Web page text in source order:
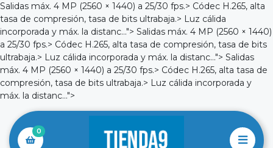
Salidas máx. 4 MP (2560 × 1440) a 25/30 fps.> Códec H.265, alta
tasa de compresión, tasa de bits ultrabaja.> Luz cálida
incorporada y máx. la distanc..."> Salidas máx. 4 MP (2560 × 1440)
a 25/30 fps.> Códec H.265, alta tasa de compresión, tasa de bits
ultrabaja.> Luz cálida incorporada y máx. la distanc..."> Salidas
máx. 4 MP (2560 × 1440) a 25/30 fps.> Códec H.265, alta tasa de
compresión, tasa de bits ultrabaja.> Luz cálida incorporada y
máx. la distanc...">
0